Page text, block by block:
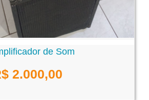
de Som
2.000,00